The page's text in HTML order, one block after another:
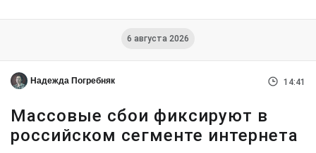
6 августа 2026
Надежда Погребняк 14:41
Массовые сбои фиксируют в
российском сегменте интернета